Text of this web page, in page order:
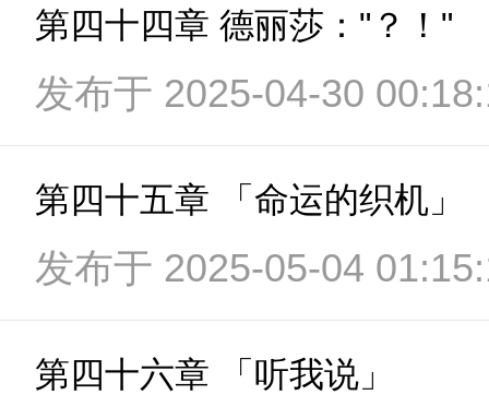
第四十四章 德丽莎："？！"
发布于 2025-04-30
第四十五章 「命运的织机」
发布于 2025-05-04
第四十六章 「听我说」